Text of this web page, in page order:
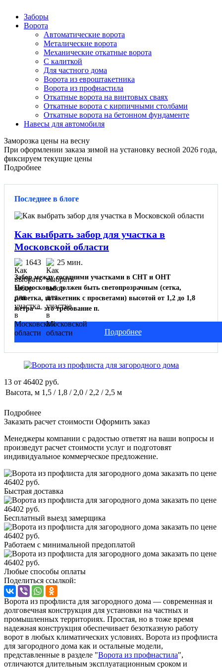
Заборы
Ворота
Автоматические ворота
Металические ворота
Механические откатные ворота
С калиткой
Для частного дома
Ворота из евроштакетника
Ворота из профнастила
Откатные ворота на винтовых сваях
Откатные ворота с кирпичными столбами
Откатные ворота на бетонном фундаменте
Навесы для автомобиля
Заморозка цены на весну
При оформлении заказа зимой на установку весной 2026 года,
фиксируем текущие цены
Подробнее
Последнее в блоге
Как выбрать забор для участка в
Московской области
1643 25 мин.
Забор между соседними участками в СНТ и ОНТ
Подмосковья должен быть светопрозрачным (сетка,
решетка, штакетник с просветами) высотой от 1,2 до 1,8
метра — это требование п.
Подробнее
13 от 46402 руб.
Высота, м 1,5 / 1,8 / 2,0 / 2,2 / 2,5 м
Подробнее
Заказать расчет стоимости Оформить заказ
Менеджеры компании с радостью ответят на ваши вопросы и
произведут расчет стоимости услуг и подготовят
индивидуальное коммерческое предложение.
Быстрая доставка
Бесплатный выезд замерщика
Работаем с минимальной предоплатой
Любые способы оплаты
Поделиться ссылкой:
Ворота из профлиста для загородного дома — современная и
долговечная конструкция для установки на частных и
промышленных территориях. Простая, но в тоже время
надежная конструкция обеспечивает безотказную работу
ворот в любых климатических условиях. Ворота из профлиста
для загородного дома как и остальные модели,
представленные в разделе "Ворота из профнастила",
отличаются длительным эксплуатационным сроком и